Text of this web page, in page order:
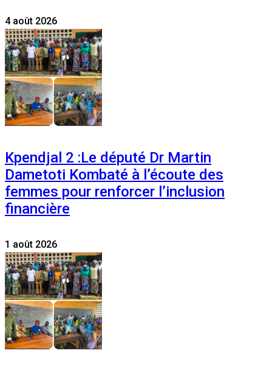
4 août 2026
Kpendjal 2 :Le député Dr Martin
Dametoti Kombaté à l’écoute des
femmes pour renforcer l’inclusion
financière
1 août 2026